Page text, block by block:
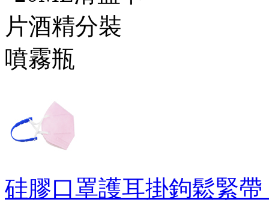
硅膠口罩護耳掛鉤鬆緊帶